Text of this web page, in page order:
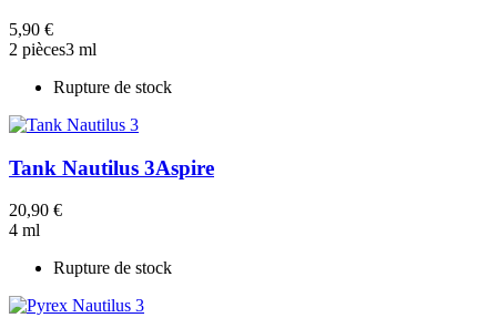
5,90 €
2 pièces3 ml
Rupture de stock
Tank Nautilus 3Aspire
20,90 €
4 ml
Rupture de stock